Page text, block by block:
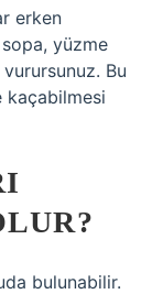
erken
yüzme
Bu
kaçabilmesi
bulunabilir.